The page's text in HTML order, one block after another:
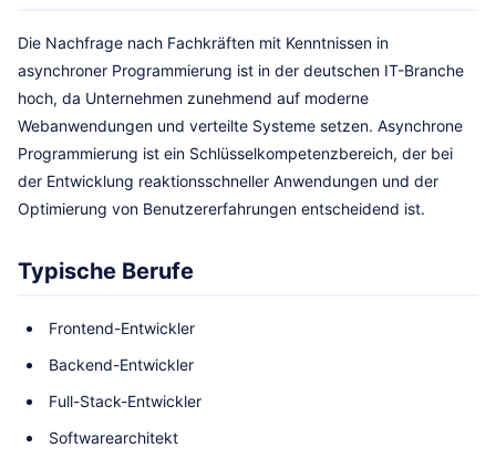
Die Nachfrage nach Fachkräften mit Kenntnissen in
asynchroner Programmierung ist in der deutschen IT-Branche
hoch, da Unternehmen zunehmend auf moderne
Webanwendungen und verteilte Systeme setzen. Asynchrone
Programmierung ist ein Schlüsselkompetenzbereich, der bei
der Entwicklung reaktionsschneller Anwendungen und der
Optimierung von Benutzererfahrungen entscheidend ist.
Typische Berufe
Frontend-Entwickler
Backend-Entwickler
Full-Stack-Entwickler
Softwarearchitekt